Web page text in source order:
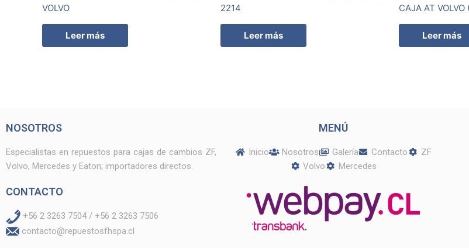
VOLVO
Leer más
2214
Leer más
CAJA AT
Leer más
NOSOTROS
Especialistas en repuestos para cajas de cambios ZF,
Volvo, Mercedes y Eaton; importadores directos.
CONTACTO
+56 2 3263 7504 / +56 2 3263 7506
contacto@repuestosfhspa.cl
MENÚ
Inicio Nosotros Galería Contacto
ZF
Volvo
Mercedes